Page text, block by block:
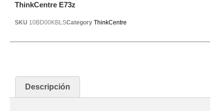
ThinkCentre E73z
SKU 10BD00KBLSCategory ThinkCentre
Descripción